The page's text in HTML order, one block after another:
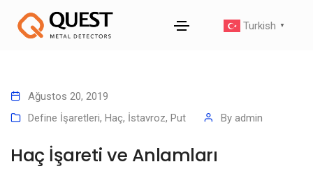
Turkish ▼
Ağustos 20, 2019
Define İşaretleri, Haç, İstavroz, Put By admin
Haç İşareti ve Anlamları